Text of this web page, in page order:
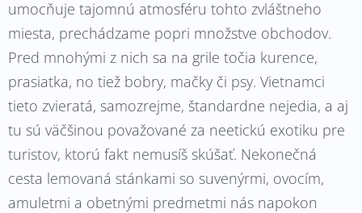
umocňuje tajomnú atmosféru tohto zvláštneho
miesta, prechádzame popri množstve obchodov.
Pred mnohými z nich sa na grile točia kurence,
prasiatka, no tiež bobry, mačky či psy. Vietnamci
tieto zvieratá, samozrejme, štandardne nejedia, a aj
tu sú väčšinou považované za neetickú exotiku pre
turistov, ktorú fakt nemusíš skúšať. Nekonečná
cesta lemovaná stánkami so suvenýrmi, ovocím,
amuletmi a obetnými predmetmi nás napokon